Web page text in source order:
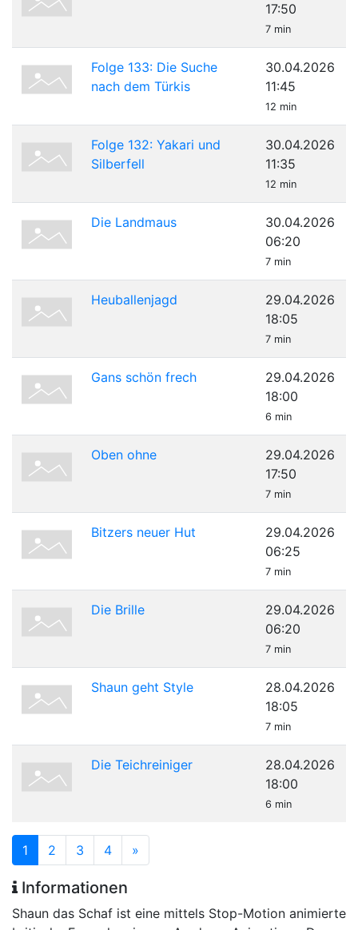
17:50
7 min
Folge 133: Die Suche
nach dem Türkis
30.04.2026
11:45
12 min
Folge 132: Yakari und
Silberfell
30.04.2026
11:35
12 min
Die Landmaus
30.04.2026
06:20
7 min
Heuballenjagd
29.04.2026
18:05
7 min
Gans schön frech
29.04.2026
18:00
6 min
Oben ohne
29.04.2026
17:50
7 min
Bitzers neuer Hut
29.04.2026
06:25
7 min
Die Brille
29.04.2026
06:20
7 min
Shaun geht Style
28.04.2026
18:05
7 min
Die Teichreiniger
28.04.2026
18:00
6 min
1 2 3 4 »
Informationen
Shaun das Schaf ist eine mittels Stop-Motion animierte